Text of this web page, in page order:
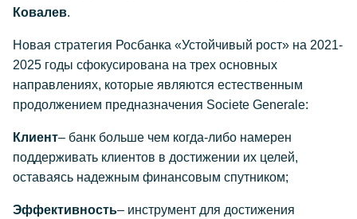
Ковалев.
Новая стратегия Росбанка «Устойчивый рост» на 2021-
2025 годы сфокусирована на трех основных
направлениях, которые являются естественным
продолжением предназначения Societe Generale:
Клиент– банк больше чем когда-либо намерен
поддерживать клиентов в достижении их целей,
оставаясь надежным финансовым спутником;
Эффективность– инструмент для достижения